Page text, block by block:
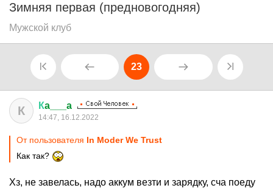
Зимняя первая (предновогодняя)
Мужской клуб
23
К Кa___a
14:47, 16.12.2022
От пользователя In Moder We Trust
Как так?
Хз, не завелась, надо аккум везти и зарядку, сча поеду